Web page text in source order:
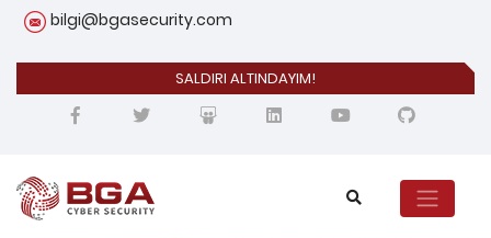
bilgi@bgasecurity.com
SALDIRI ALTINDAYIM!